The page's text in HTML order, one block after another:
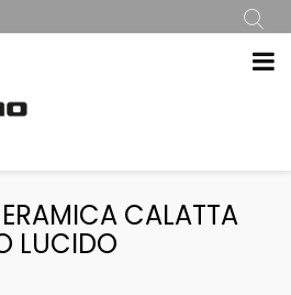
CALATTA
LUCIDO